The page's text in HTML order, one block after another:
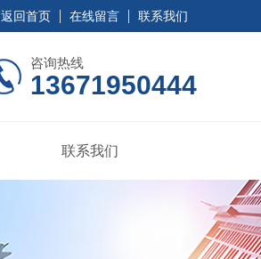
返回首页 在线留言 联系我们
咨询热线
13671950444
联系我们